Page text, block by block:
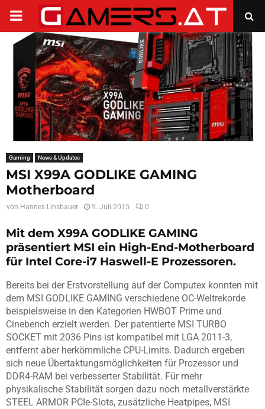
PRIMARY
MENU
Gaming News & Updates
MSI X99A GODLIKE GAMING
Motherboard
von Hannes Linsbauer 9. Juli 2015 0
Mit dem X99A GODLIKE GAMING
präsentiert MSI ein High-End-Motherboard
für Intel Core-i7 Haswell-E Prozessoren.
Bereits bei der Erstvorstellung auf der Computex konnten mit
dem MSI GODLIKE GAMING verschiedene OC-Weltrekorde
beispielsweise in den Kategorien HWBOT Prime und
Cinebench erzielt werden. Der patentierte MSI TURBO
SOCKET mit 2036 Pins ist kompatibel mit LGA 2011-3,
entfernt aber herkömmliche CPU-Limits. Dadurch ergeben
sich neue Übertaktungsmöglichkeiten für Prozessor und
DDR4-RAM bei verbesserter Stabilität. Für mehr
physikalische Stabilität sorgen dazu noch metallverstärkte
STEEL ARMOR PCIe-Slots, zusätzliche Heatpipes, MSI